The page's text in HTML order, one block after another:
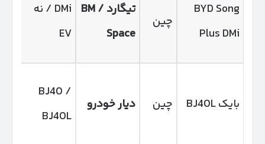
BYD Song
Plus DMi
چین
تیگارد
/ BM
Space
DMi / نه
EV
بایک BJ40L چین دیار خودرو
BJ40 /
BJ40L